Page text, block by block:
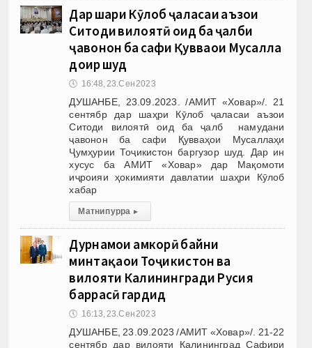
Дар шаҳри Кӯлоб ҷаласаи аъзои
Ситоди вилоятӣ оид ба ҷалби
ҷавонон ба сафи Қувваҳои Мусаллаҳ
доир шуд
🕔 16:48, 23.Сен 2023
ДУШАНБЕ, 23.09.2023. /АМИТ «Ховар»/. 21
сентябр дар шаҳри Кӯлоб ҷаласаи аъзои
Ситоди вилоятӣ оид ба ҷалб намудани
ҷавонон ба сафи Қувваҳои Мусаллаҳи
Ҷумҳурии Тоҷикистон баргузор шуд. Дар ин
хусус ба АМИТ «Ховар» дар Мақомоти
иҷроияи ҳокимияти давлатии шаҳри Кӯлоб
хабар
Матни пурра ▸
Дурнамои ҳамкорӣ байни
минтақаҳои Тоҷикистон ва
вилояти Калинингради Русия
баррасӣ гардид
🕔 16:13, 23.Сен 2023
ДУШАНБЕ, 23.09.2023 /АМИТ «Ховар»/. 21-22
сентябр дар вилояти Калининград Сафири